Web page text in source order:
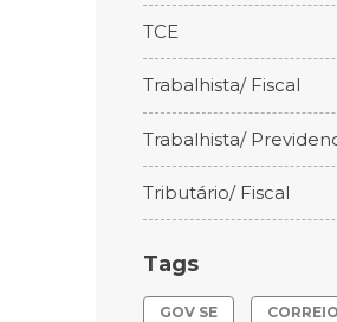
TCE
Trabalhista/ Fiscal
Trabalhista/
Tributário/ Fiscal
Tags
GOV SE